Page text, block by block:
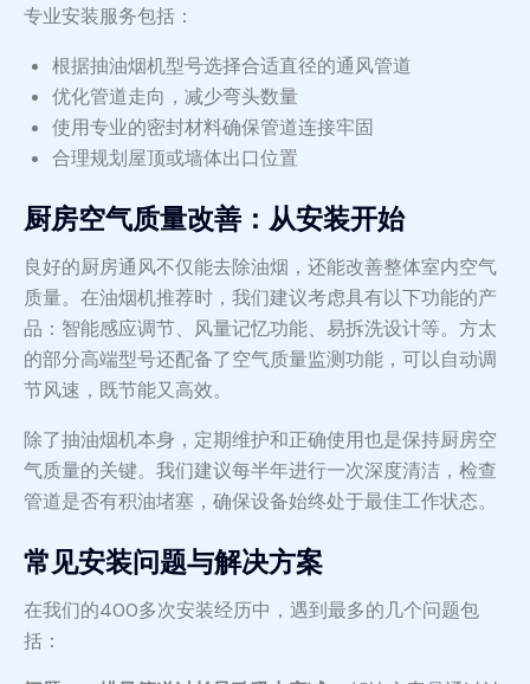
专业安装服务包括：
根据抽油烟机型号选择合适直径的通风管道
优化管道走向，减少弯头数量
使用专业的密封材料确保管道连接牢固
合理规划屋顶或墙体出口位置
厨房空气质量改善：从安装开始
良好的厨房通风不仅能去除油烟，还能改善整体室内空气
质量。在油烟机推荐时，我们建议考虑具有以下功能的产
品：智能感应调节、风量记忆功能、易拆洗设计等。方太
的部分高端型号还配备了空气质量监测功能，可以自动调
节风速，既节能又高效。
除了抽油烟机本身，定期维护和正确使用也是保持厨房空
气质量的关键。我们建议每半年进行一次深度清洁，检查
管道是否有积油堵塞，确保设备始终处于最佳工作状态。
常见安装问题与解决方案
在我们的400多次安装经历中，遇到最多的几个问题包
括：